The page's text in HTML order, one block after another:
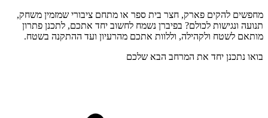
מחפשים להקים פארק, חצר בית ספר או מתחם ציבורי שמזמין משחק,
תנועה ונגישות לכולם? בפיברן נשמח לחשוב יחד אתכם, לתכנן פתרון
מותאם לשטח ולקהילה, וללוות אתכם מהרעיון ועד ההתקנה בשטח.
בואו נתכנן יחד את המרחב הבא שלכם